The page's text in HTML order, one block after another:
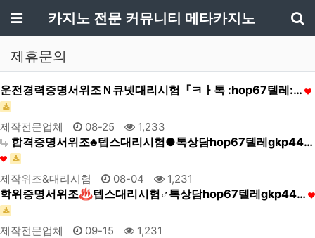
메뉴카지노 전문 커뮤니티 메타카지노
제휴문의
운전경력증명서위조Ｎ큐넷대리시험『ㅋㅏ톡 :hop67텔레:…
제작전문업체 08-25 1,233
합격증명서위조♣텝스대리시험●톡상담hop67텔레gkp44…
제작위조&대리시험 08-04 1,231
학위증명서위조♨텝스대리시험♂톡상담hop67텔레gkp44…
제작전문업체 09-15 1,231